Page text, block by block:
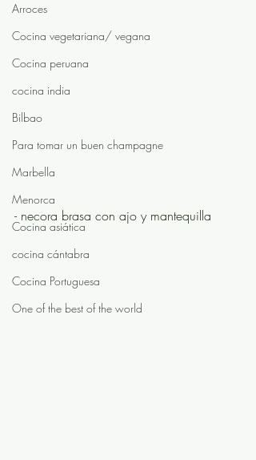
Arroces
Cocina vegetariana/ vegana
Cocina peruana
cocina india
Bilbao
Para tomar un buen champagne
Marbella
Menorca
Cocina asiática
cocina cántabra
Cocina Portuguesa
One of the best of the world
- necora brasa con ajo y mantequilla